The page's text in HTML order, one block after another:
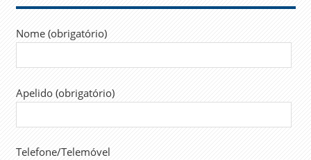
Nome (obrigatório)
Apelido (obrigatório)
Telefone/Telemóvel